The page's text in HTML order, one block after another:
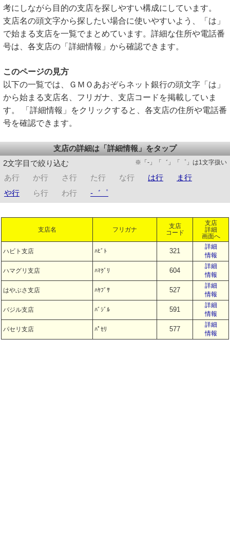
考にしながら目的の支店を探しやすい構成にしています。
支店名の頭文字から探したい場合に使いやすいよう、「は」
で始まる支店を一覧でまとめています。詳細な住所や電話番
号は、各支店の「詳細情報」から確認できます。
このページの見方
以下の一覧では、ＧＭＯあおぞらネット銀行の頭文字「は」
から始まる支店名、フリガナ、支店コードを掲載していま
す。 「詳細情報」をクリックすると、各支店の住所や電話番
号を確認できます。
支店の詳細は「詳細情報」をタップ
2文字目で絞り込む
※「-」「゛」「゜」は1文字扱い
あ行 か行 さ行 た行 な行 は行
ま行
や行
ら行 わ行 -゛゜
支店名 フリガナ
支店
コード
支店
詳細
画面へ
ハビト支店 ﾊﾋﾞﾄ 321
詳細
情報
ハマグリ支店 ﾊﾏｸﾞﾘ 604
詳細
情報
はやぶさ支店 ﾊﾔﾌﾞｻ 527
詳細
情報
バジル支店 ﾊﾞｼﾞﾙ 591
詳細
情報
パセリ支店 ﾊﾟｾﾘ 577
詳細
情報